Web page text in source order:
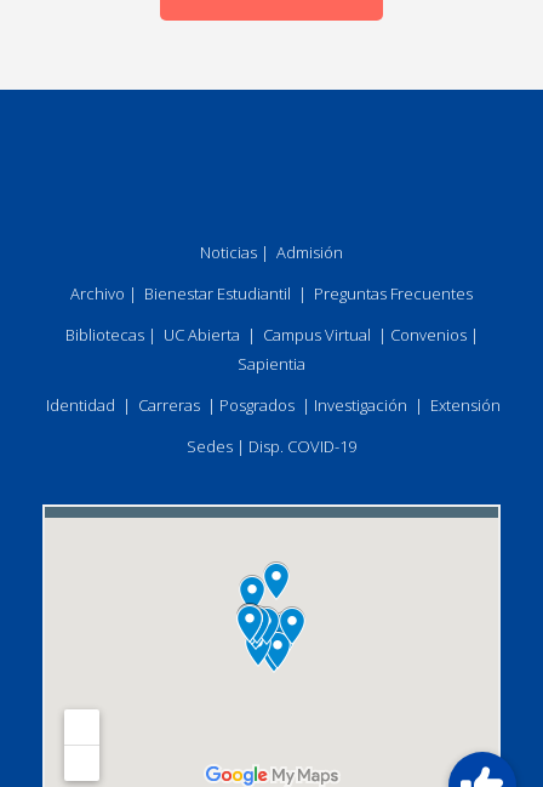
Noticias | Admisión
Archivo | Bienestar Estudiantil | Preguntas Frecuentes
Bibliotecas| UC Abierta | Campus Virtual | Convenios|
Sapientia
Identidad | Carreras | Posgrados | Investigación | Extensión
Sedes | Disp. COVID-19